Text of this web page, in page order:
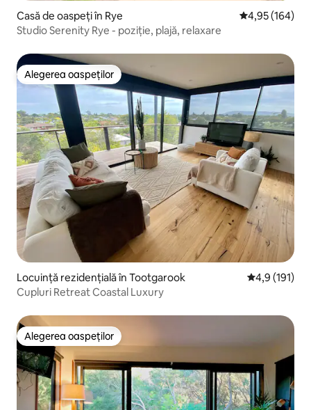
Casă de oaspeți în Rye Scor mediu de
4,95 (164)
Studio Serenity Rye - poziție, plajă, relaxare
Alegerea oaspeților
Alegerea oaspeților
Locuință rezidențială în Tootgarook Scor mediu
4,9 (191)
Cupluri Retreat Coastal Luxury
Alegerea oaspeților
Alegerea oaspeților